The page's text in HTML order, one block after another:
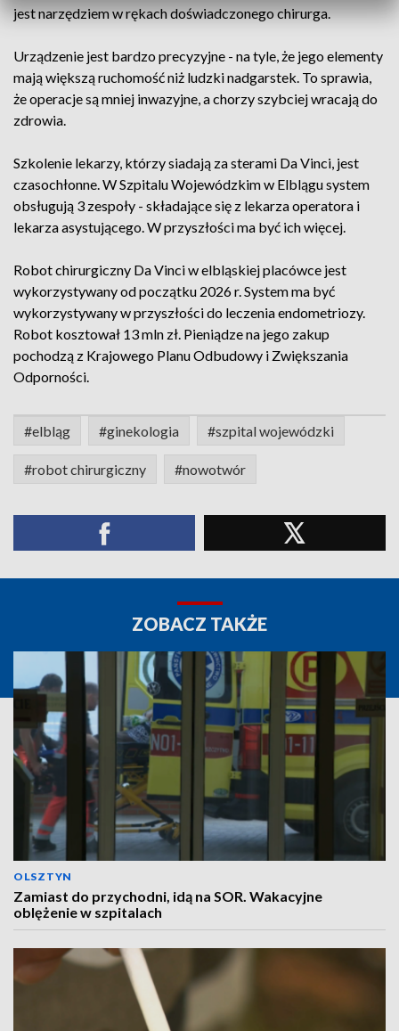
jest narzędziem w rękach doświadczonego chirurga.
Urządzenie jest bardzo precyzyjne - na tyle, że jego elementy
mają większą ruchomość niż ludzki nadgarstek. To sprawia,
że operacje są mniej inwazyjne, a chorzy szybciej wracają do
zdrowia.
Szkolenie lekarzy, którzy siadają za sterami Da Vinci, jest
czasochłonne. W Szpitalu Wojewódzkim w Elblągu system
obsługują 3 zespoły - składające się z lekarza operatora i
lekarza asystującego. W przyszłości ma być ich więcej.
Robot chirurgiczny Da Vinci w elbląskiej placówce jest
wykorzystywany od początku 2026 r. System ma być
wykorzystywany w przyszłości do leczenia endometriozy.
Robot kosztował 13 mln zł. Pieniądze na jego zakup
pochodzą z Krajowego Planu Odbudowy i Zwiększania
Odporności.
#elbląg #ginekologia #szpital wojewódzki
#robot chirurgiczny #nowotwór
ZOBACZ TAKŻE
OLSZTYN
Zamiast do przychodni, idą na SOR. Wakacyjne
oblężenie w szpitalach